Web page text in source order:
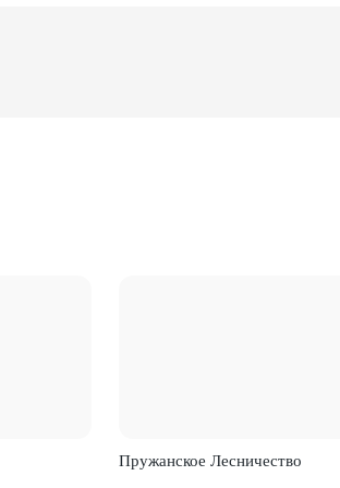
Пружанское Лесничество